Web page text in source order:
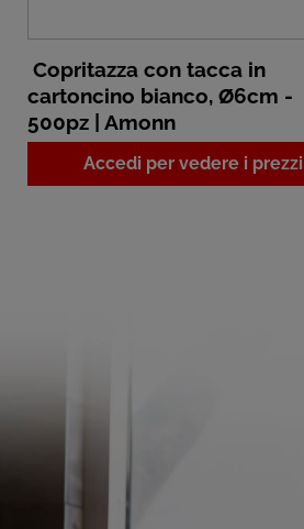
Copritazza con tacca in
cartoncino bianco, Ø6cm -
500pz | Amonn
Accedi per vedere i prezzi